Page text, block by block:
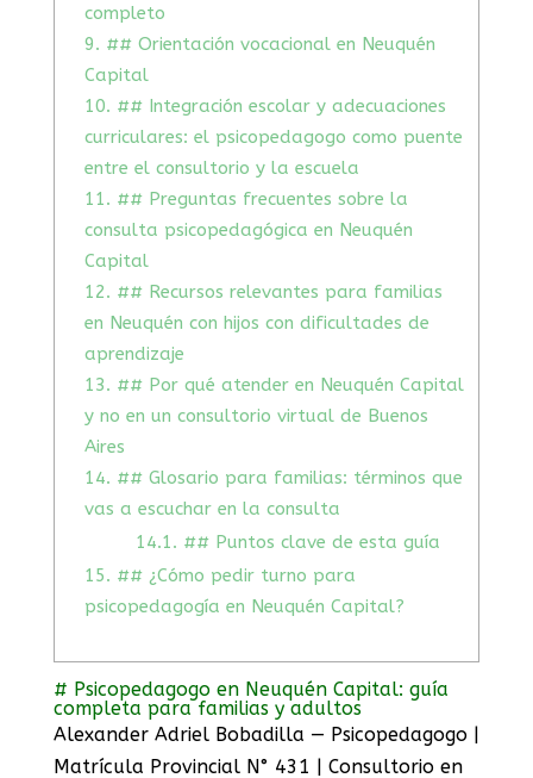
completo
9. ## Orientación vocacional en Neuquén
Capital
10. ## Integración escolar y adecuaciones
curriculares: el psicopedagogo como puente
entre el consultorio y la escuela
11. ## Preguntas frecuentes sobre la
consulta psicopedagógica en Neuquén
Capital
12. ## Recursos relevantes para familias
en Neuquén con hijos con dificultades de
aprendizaje
13. ## Por qué atender en Neuquén Capital
y no en un consultorio virtual de Buenos
Aires
14. ## Glosario para familias: términos que
vas a escuchar en la consulta
14.1. ## Puntos clave de esta guía
15. ## ¿Cómo pedir turno para
psicopedagogía en Neuquén Capital?
# Psicopedagogo en Neuquén Capital: guía
completa para familias y adultos
Alexander Adriel Bobadilla — Psicopedagogo |
Matrícula Provincial N° 431 | Consultorio en